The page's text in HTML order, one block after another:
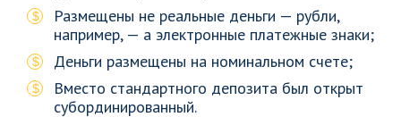
Размещены не реальные деньги — рубли,
например, — а электронные платежные знаки;
Деньги размещены на номинальном счете;
Вместо стандартного депозита был открыт
субординированный.